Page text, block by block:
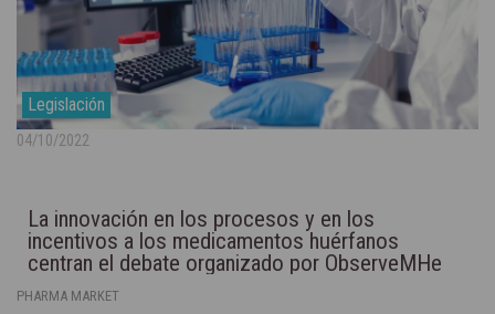
Legislación
04/10/2022
La innovación en los procesos y en los
incentivos a los medicamentos huérfanos
centran el debate organizado por ObserveMHe
PHARMA MARKET